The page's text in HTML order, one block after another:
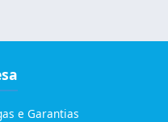
e Garantias